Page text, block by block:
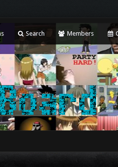
Search Members